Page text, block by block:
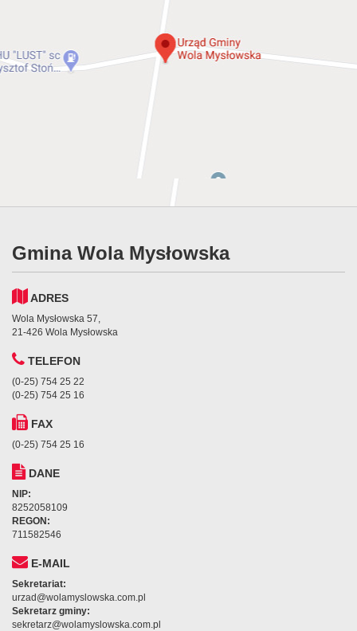
Gmina Wola Mysłowska
ADRES
Wola Mysłowska 57,
21-426 Wola Mysłowska
TELEFON
(0-25) 754 25 22
(0-25) 754 25 16
FAX
(0-25) 754 25 16
DANE
NIP:
8252058109
REGON:
711582546
E-MAIL
Sekretariat:
urzad@wolamyslowska.com.pl
Sekretarz gminy:
sekretarz@wolamyslowska.com.pl